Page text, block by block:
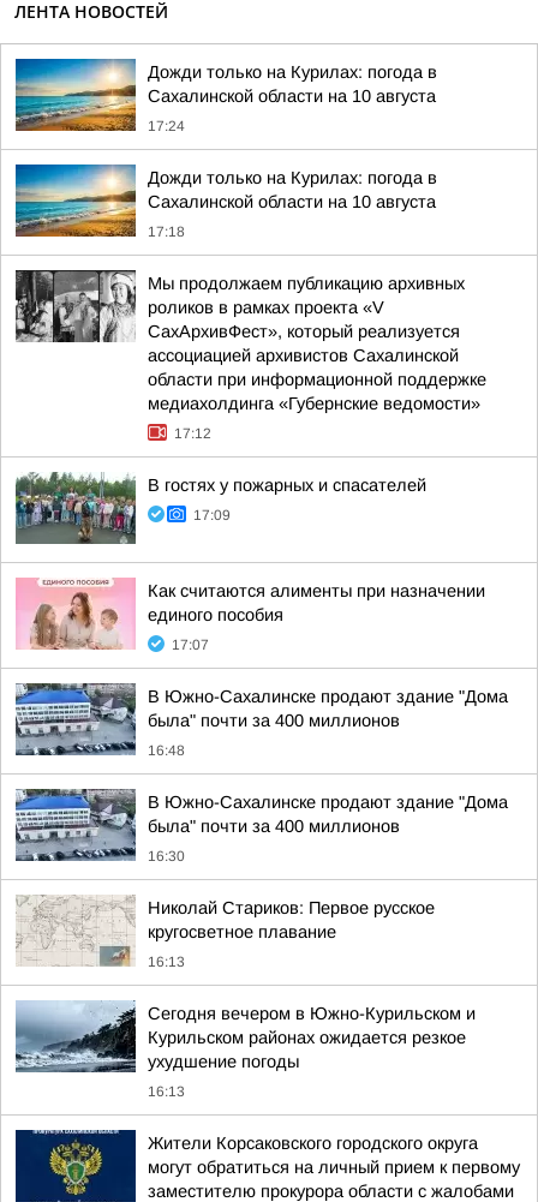
ЛЕНТА НОВОСТЕЙ
Дожди только на Курилах: погода в
Сахалинской области на 10 августа
17:24
Дожди только на Курилах: погода в
Сахалинской области на 10 августа
17:18
Мы продолжаем публикацию архивных
роликов в рамках проекта «V
СахАрхивФест», который реализуется
ассоциацией архивистов Сахалинской
области при информационной поддержке
медиахолдинга «Губернские ведомости»
17:12
В гостях у пожарных и спасателей
17:09
Как считаются алименты при назначении
единого пособия
17:07
В Южно-Сахалинске продают здание "Дома
была" почти за 400 миллионов
16:48
В Южно-Сахалинске продают здание "Дома
была" почти за 400 миллионов
16:30
Николай Стариков: Первое русское
кругосветное плавание
16:13
Сегодня вечером в Южно-Курильском и
Курильском районах ожидается резкое
ухудшение погоды
16:13
Жители Корсаковского городского округа
могут обратиться на личный прием к первому
заместителю прокурора области с жалобами